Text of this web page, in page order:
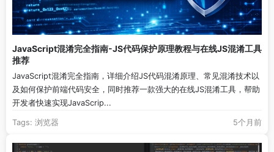
JavaScript混淆完全指南-JS代码保护原理教程与在线JS混淆工具
推荐
JavaScript混淆完全指南，详细介绍JS代码混淆原理、常见混淆技术以
及如何保护前端代码安全，同时推荐一款强大的在线JS混淆工具，帮助
开发者快速实现JavaScrip...
Tags: 浏览器 5个月前